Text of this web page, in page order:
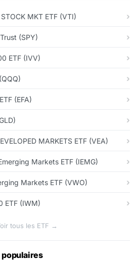
MKT ETF (VTI)
(SPY)
ETF (IVV)
(EFA)
MARKETS ETF (VEA)
Markets ETF (IEMG)
Markets ETF (VWO)
ETF (IWM)
tous les ETF →